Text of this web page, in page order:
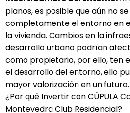
planos, es posible que aún no
completamente el entorno en
la vivienda. Cambios en la
desarrollo urbano podrían
como propietario, por ello, ten
el desarrollo del entorno, ello
mayor valorización en un futuro.
¿Por qué Invertir con CÚPULA
Montevedra Club Residencial?